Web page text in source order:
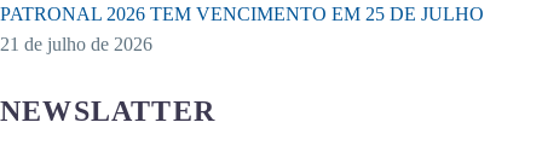
PATRONAL 2026 TEM VENCIMENTO EM 25 DE JULHO
21 de julho de 2026
NEWSLATTER